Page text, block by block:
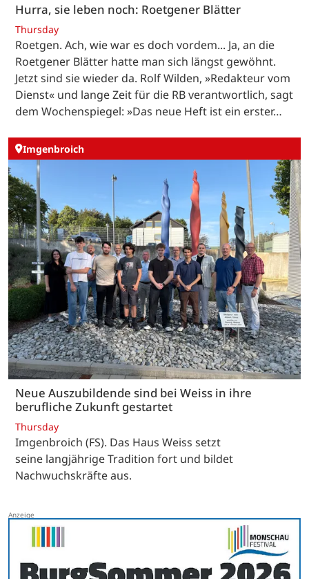
Hurra, sie leben noch: Roetgener Blätter
Thursday
Roetgen. Ach, wie war es doch vordem... Ja, an die
Roetgener Blätter hatte man sich längst gewöhnt.
Jetzt sind sie wieder da. Rolf Wilden, »Redakteur vom
Dienst« und lange Zeit für die RB verantwortlich, sagt
dem Wochenspiegel: »Das neue Heft ist ein erster…
Imgenbroich
Neue Auszubildende sind bei Weiss in ihre
berufliche Zukunft gestartet
Thursday
Imgenbroich (FS). Das Haus Weiss setzt
seine langjährige Tradition fort und bildet
Nachwuchskräfte aus.